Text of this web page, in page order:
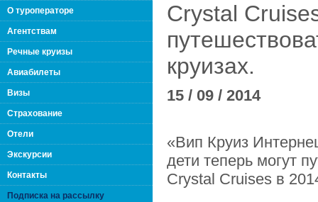
поколения "Вип Круиз
О туроператоре
Агентствам
Речные круизы
Авиабилеты
Визы
Страхование
Отели
Экскурсии
Контакты
Подписка на рассылку
Crystal
круизах.
15 / 09 / 2014
«Вип Круиз
дети теперь могут
Crystal Cruises в